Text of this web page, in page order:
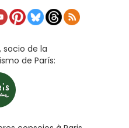
socio de la
de París: